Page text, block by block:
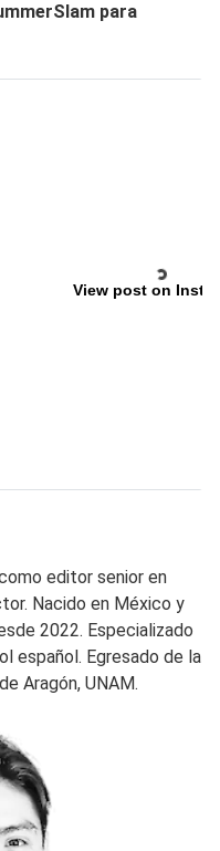
para
View post on
editor senior en
Nacido en México y
2022. Especializado
español. Egresado de la
Aragón, UNAM.